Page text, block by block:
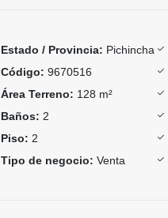
Estado / Provincia: Pichincha
Código: 9670516
Área Terreno: 128 m²
Baños: 2
Piso: 2
Tipo de negocio: Venta